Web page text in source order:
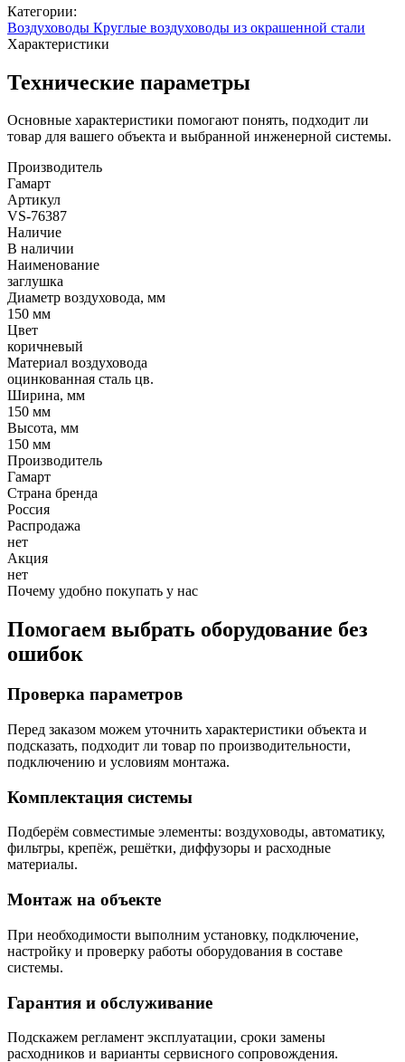
Категории:
Воздуховоды Круглые воздуховоды из окрашенной стали
Характеристики
Технические параметры
Основные характеристики помогают понять, подходит ли
товар для вашего объекта и выбранной инженерной системы.
Производитель
Гамарт
Артикул
VS-76387
Наличие
В наличии
Наименование
заглушка
Диаметр воздуховода, мм
150 мм
Цвет
коричневый
Материал воздуховода
оцинкованная сталь цв.
Ширина, мм
150 мм
Высота, мм
150 мм
Производитель
Гамарт
Страна бренда
Россия
Распродажа
нет
Акция
нет
Почему удобно покупать у нас
Помогаем выбрать оборудование без
ошибок
Проверка параметров
Перед заказом можем уточнить характеристики объекта и
подсказать, подходит ли товар по производительности,
подключению и условиям монтажа.
Комплектация системы
Подберём совместимые элементы: воздуховоды, автоматику,
фильтры, крепёж, решётки, диффузоры и расходные
материалы.
Монтаж на объекте
При необходимости выполним установку, подключение,
настройку и проверку работы оборудования в составе
системы.
Гарантия и обслуживание
Подскажем регламент эксплуатации, сроки замены
расходников и варианты сервисного сопровождения.